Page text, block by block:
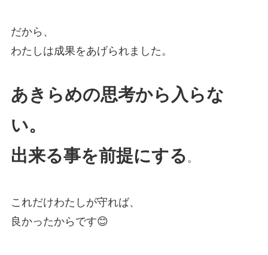
だから、
わたしは成果をあげられました。
あきらめの思考から入らな
い。
出来る事を前提にする 。
これだけわたしが守れば、
良かったからです😊